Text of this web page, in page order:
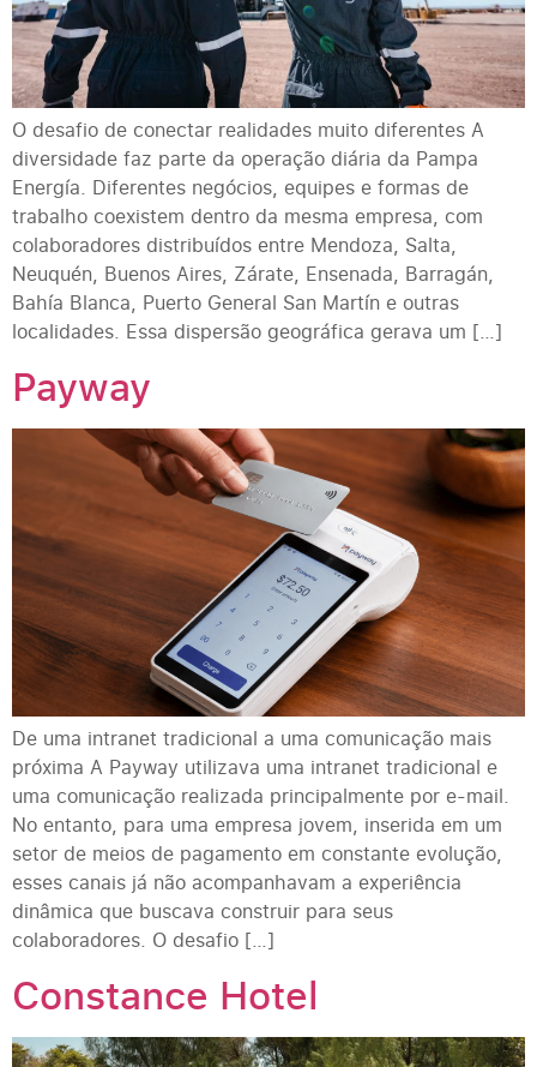
O desafio de conectar realidades muito diferentes A
diversidade faz parte da operação diária da Pampa
Energía. Diferentes negócios, equipes e formas de
trabalho coexistem dentro da mesma empresa, com
colaboradores distribuídos entre Mendoza, Salta,
Neuquén, Buenos Aires, Zárate, Ensenada, Barragán,
Bahía Blanca, Puerto General San Martín e outras
localidades. Essa dispersão geográfica gerava um […]
Payway
De uma intranet tradicional a uma comunicação mais
próxima A Payway utilizava uma intranet tradicional e
uma comunicação realizada principalmente por e-mail.
No entanto, para uma empresa jovem, inserida em um
setor de meios de pagamento em constante evolução,
esses canais já não acompanhavam a experiência
dinâmica que buscava construir para seus
colaboradores. O desafio […]
Constance Hotel